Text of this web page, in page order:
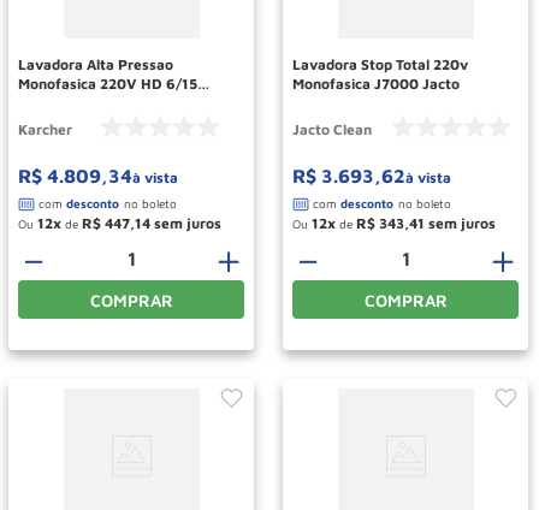
Lavadora Alta Pressao
Monofasica 220V HD 6/15
Karcher
R$ 4.809,34à vista
Ou 12 de R$ 447 14
＋
－
COMPRAR
Lavadora Stop Total 220v
Monofasica J7000 Jacto
Jacto Clean
R$ 3.693,62à vista
Ou 12 de R$ 343 41
＋
－
COMPRAR